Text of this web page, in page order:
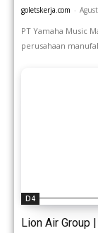
goletskerja.com -
PT Yamaha Music
perusahaan
D4
Lion Air Group